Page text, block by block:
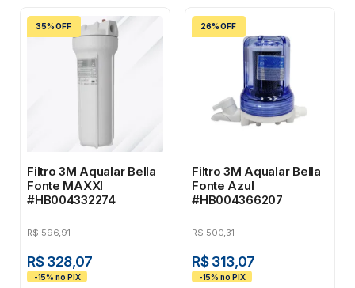
35% OFF
Filtro 3M Aqualar Bella
Fonte MAXXI
#HB004332274
R$ 596,91
R$ 328,07
26% OFF
Filtro 3M Aqualar Bella
Fonte Azul
#HB004366207
R$ 500,31
R$ 313,07